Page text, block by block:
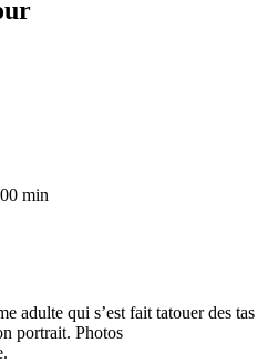
min
adulte qui s’est fait tatouer des tas
portrait. Photos